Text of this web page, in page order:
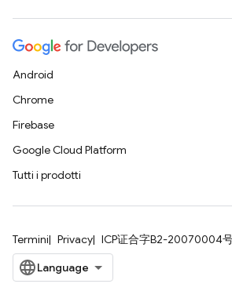
Android
Chrome
Firebase
Google Cloud Platform
Tutti i prodotti
Termini Privacy ICP证合字B2-20070004